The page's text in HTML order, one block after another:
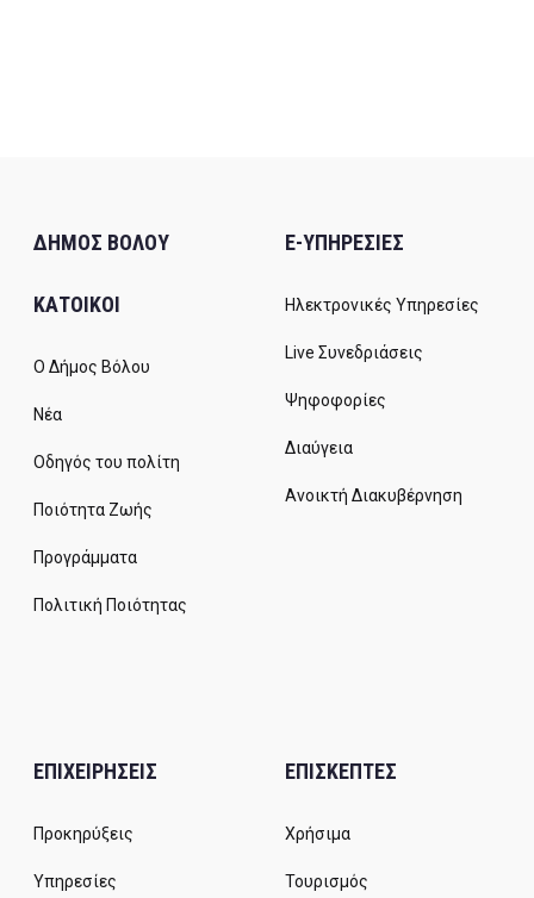
ΔΗΜΟΣ ΒΟΛΟΥ
ΚΑΤΟΙΚΟΙ
Ο Δήμος Βόλου
Νέα
Οδηγός του πολίτη
Ποιότητα Ζωής
Προγράμματα
Πολιτική Ποιότητας
E-ΥΠΗΡΕΣΙΕΣ
Ηλεκτρονικές Υπηρεσίες
Live Συνεδριάσεις
Ψηφοφορίες
Διαύγεια
Ανοικτή Διακυβέρνηση
ΕΠΙΧΕΙΡΗΣΕΙΣ
Προκηρύξεις
Υπηρεσίες
ΕΠΙΣΚΕΠΤΕΣ
Χρήσιμα
Τουρισμός